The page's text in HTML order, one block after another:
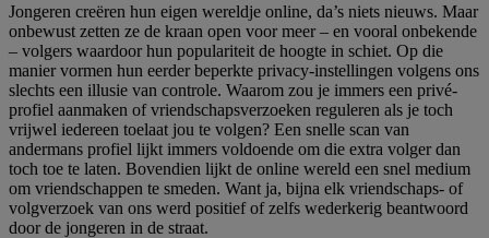
Jongeren creëren hun eigen wereldje online, da’s niets nieuws. Maar
onbewust zetten ze de kraan open voor meer – en vooral onbekende
– volgers waardoor hun populariteit de hoogte in schiet. Op die
manier vormen hun eerder beperkte privacy-instellingen volgens ons
slechts een illusie van controle. Waarom zou je immers een privé-
profiel aanmaken of vriendschapsverzoeken reguleren als je toch
vrijwel iedereen toelaat jou te volgen? Een snelle scan van
andermans profiel lijkt immers voldoende om die extra volger dan
toch toe te laten. Bovendien lijkt de online wereld een snel medium
om vriendschappen te smeden. Want ja, bijna elk vriendschaps- of
volgverzoek van ons werd positief of zelfs wederkerig beantwoord
door de jongeren in de straat.